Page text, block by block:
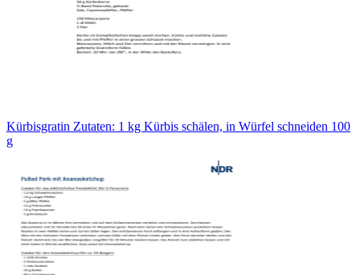
Kürbisgratin Zutaten: 1 kg Kürbis schälen, in Würfel schneiden 100
g